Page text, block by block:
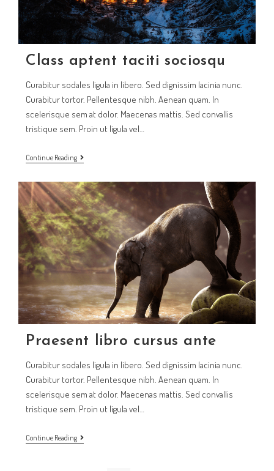
Class aptent taciti sociosqu
Curabitur sodales ligula in libero. Sed dignissim lacinia nunc.
Curabitur tortor. Pellentesque nibh. Aenean quam. In
scelerisque sem at dolor. Maecenas mattis. Sed convallis
tristique sem. Proin ut ligula vel…
Continue Reading
Class
taciti
sociosqu
Praesent libro cursus ante
Curabitur sodales ligula in libero. Sed dignissim lacinia nunc.
Curabitur tortor. Pellentesque nibh. Aenean quam. In
scelerisque sem at dolor. Maecenas mattis. Sed convallis
tristique sem. Proin ut ligula vel…
Continue Reading
Praesent